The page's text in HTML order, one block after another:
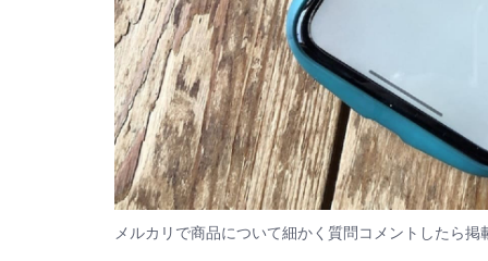
メルカリで商品について細かく質問コメントしたら